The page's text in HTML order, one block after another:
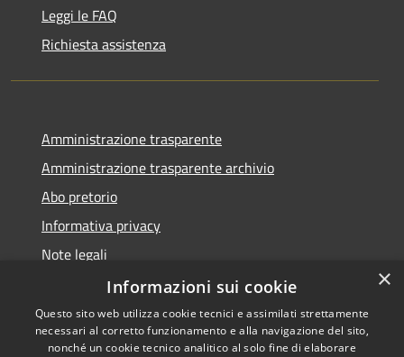
Leggi le FAQ
Richiesta assistenza
Amministrazione trasparente
Amministrazione trasparente archivio
Abo pretorio
Informativa privacy
Note legali
Dichiarazione di accessibilità
×
Informazioni sui cookie
Questo sito web utilizza cookie tecnici e assimilati strettamente
necessari al corretto funzionamento e alla navigazione del sito,
nonché un cookie tecnico analitico al solo fine di elaborare